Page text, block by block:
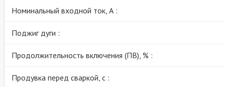
Номинальный входной ток, А :
Поджиг дуги :
Продолжительность включения (ПВ), % :
Продувка перед сваркой, с :